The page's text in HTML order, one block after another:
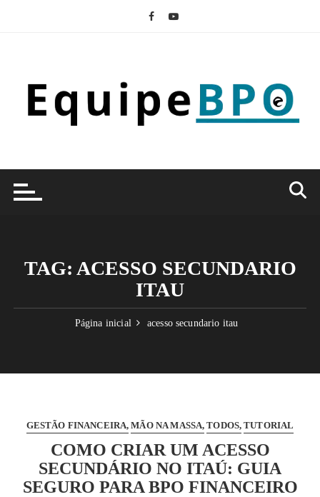
TAG: ACESSO SECUNDARIO
ITAU
Página inicial acesso secundario itau
GESTÃO FINANCEIRA MÃO NA MASSA TODOS TUTORIAL
COMO CRIAR UM ACESSO
SECUNDÁRIO NO ITAÚ: GUIA
SEGURO PARA BPO FINANCEIRO